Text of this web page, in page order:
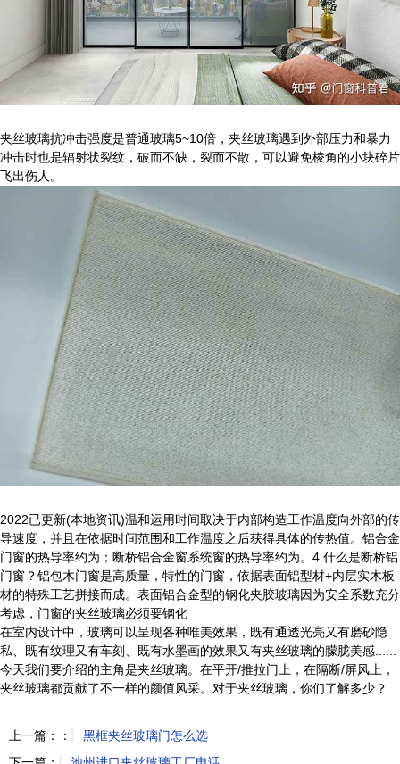
夹丝玻璃抗冲击强度是普通玻璃5~10倍，夹丝玻璃遇到外部压力和暴力
冲击时也是辐射状裂纹，破而不缺，裂而不散，可以避免棱角的小块碎片
飞出伤人。
2022已更新(本地资讯)温和运用时间取决于内部构造工作温度向外部的传
导速度，并且在依据时间范围和工作温度之后获得具体的传热值。铝合金
门窗的热导率约为；断桥铝合金窗系统窗的热导率约为。4.什么是断桥铝
门窗？铝包木门窗是高质量，特性的门窗，依据表面铝型材+内层实木板
材的特殊工艺拼接而成。表面铝合金型的钢化夹胶玻璃因为安全系数充分
考虑，门窗的夹丝玻璃必须要钢化
在室内设计中，玻璃可以呈现各种唯美效果，既有通透光亮又有磨砂隐
私、既有纹理又有车刻、既有水墨画的效果又有夹丝玻璃的朦胧美感......
今天我们要介绍的主角是夹丝玻璃。在平开/推拉门上，在隔断/屏风上，
夹丝玻璃都贡献了不一样的颜值风采。对于夹丝玻璃，你们了解多少？
上一篇：：
黑框夹丝玻璃门怎么选